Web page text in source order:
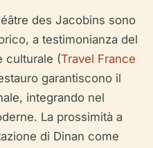
des Jacobins sono
a testimonianza del
culturale (Travel France
garantiscono il
integrando nel
La prossimità a
di Dinan come